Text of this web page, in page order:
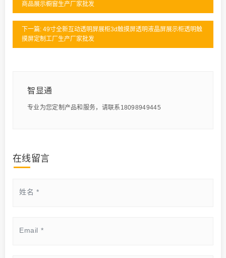
商品展示橱窗生产厂家批发
下一篇: 49寸全新互动透明屏展柜3d触摸屏透明液晶屏展示柜透明触
摸屏定制工厂生产厂家批发
智显通
专业为您定制产品和服务，请联系18098949445
在线留言